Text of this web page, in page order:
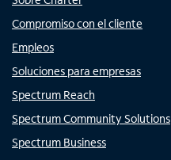
Compromiso con el cliente
Empleos
Soluciones para empresas
Spectrum Reach
Spectrum Community Solutions
Spectrum Business